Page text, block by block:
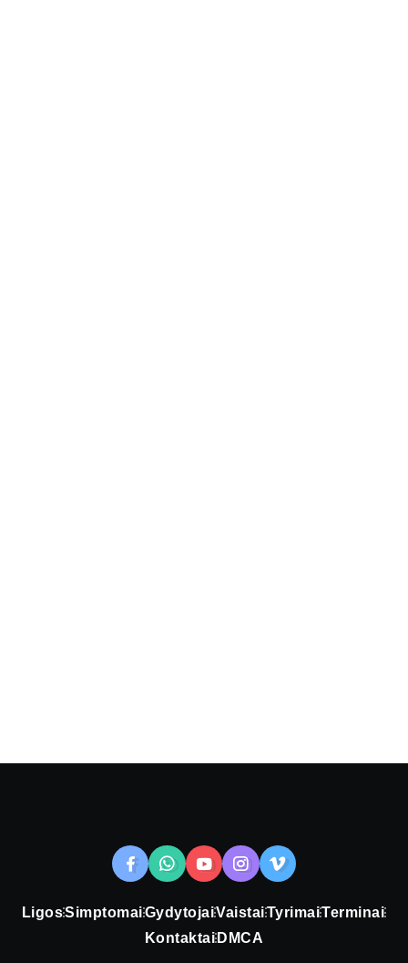
LigosSimptomaiGydytojaiVaistaiTyrimaiTerminai
Kontaktai DMCA